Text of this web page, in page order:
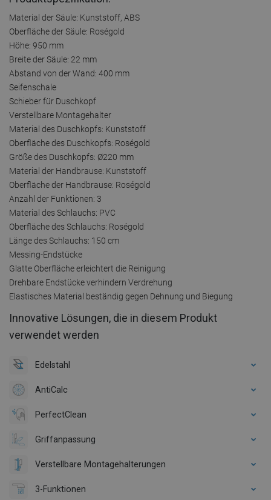
Material der Säule: Kunststoff, ABS
Oberfläche der Säule: Roségold
Höhe: 950 mm
Breite der Säule: 22 mm
Abstand von der Wand: 400 mm
Seifenschale
Schieber für Duschkopf
Verstellbare Montagehalter
Material des Duschkopfs: Kunststoff
Oberfläche des Duschkopfs: Roségold
Größe des Duschkopfs: Ø220 mm
Material der Handbrause: Kunststoff
Oberfläche der Handbrause: Roségold
Anzahl der Funktionen: 3
Material des Schlauchs: PVC
Oberfläche des Schlauchs: Roségold
Länge des Schlauchs: 150 cm
Messing-Endstücke
Glatte Oberfläche erleichtert die Reinigung
Drehbare Endstücke verhindern Verdrehung
Elastisches Material beständig gegen Dehnung und Biegung
Innovative Lösungen, die in diesem Produkt
verwendet werden
Edelstahl
AntiCalc
PerfectClean
Griffanpassung
Verstellbare Montagehalterungen
3-Funktionen